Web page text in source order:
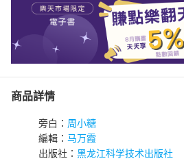
商品詳情
旁白： 周小糖
編輯： 马万霞
出版社： 黑龙江科学技术出版社